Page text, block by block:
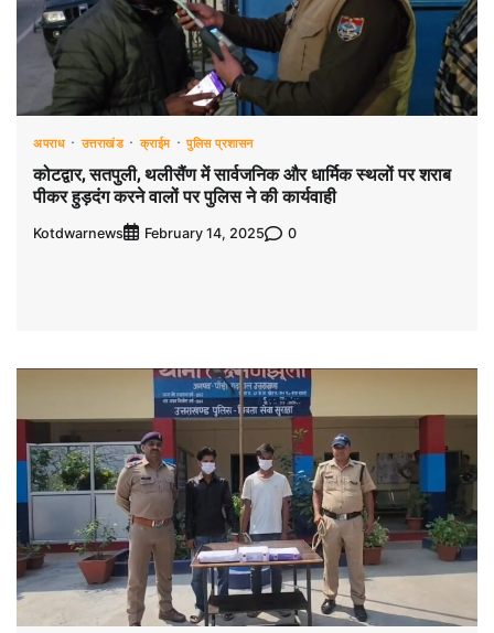
अपराध उत्तराखंड क्राईम पुलिस प्रशासन
कोटद्वार, सतपुली, थलीसैंण में सार्वजनिक और धार्मिक स्थलों पर शराब
पीकर हुड़दंग करने वालों पर पुलिस ने की कार्यवाही
Kotdwarnews February 14, 2025 0